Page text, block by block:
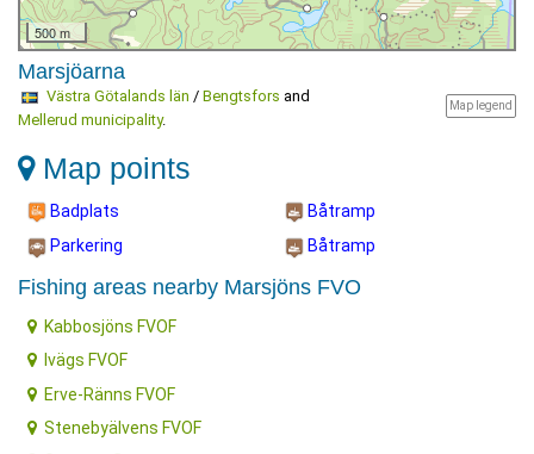
500 m
Marsjöarna
Map legend
Västra Götalands län / Bengtsfors and
Mellerud municipality.
Map points
Badplats
Parkering
Båtramp
Båtramp
Fishing areas nearby Marsjöns FVO
Kabbosjöns FVOF
Ivägs FVOF
Erve-Ränns FVOF
Stenebyälvens FVOF